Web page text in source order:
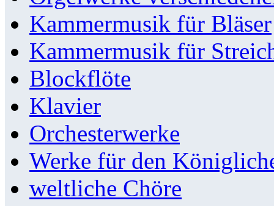
Kammermusik für Bläser
Kammermusik für
Blockflöte
Klavier
Orchesterwerke
Werke für den
weltliche Chöre